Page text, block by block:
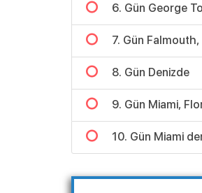
6. Gün George
7. Gün
8. Gün Denizde
9. Gün Miami,
10. Gün Miami